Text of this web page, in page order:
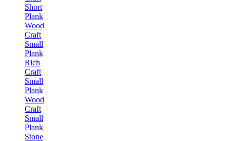
Short
Plank
Wood
Craft
Small
Plank
Rich
Craft
Small
Plank
Wood
Craft
Small
Plank
Stone